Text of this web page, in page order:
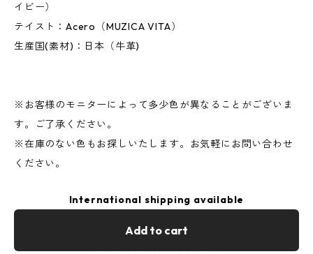
イビー）
テイスト：Acero（MUZICA VITA）
生産国(素材)：日本（牛革)
※お客様のモニターによって多少色が異なることがございま
す。ご了承ください。
※在庫のない色もお探しいたします。お気軽にお問い合わせ
ください。
International shipping available
Add to cart